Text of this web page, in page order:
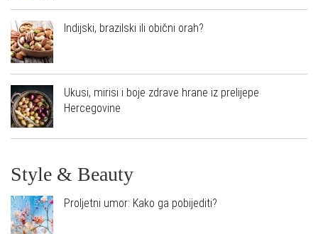
Indijski, brazilski ili obični orah?
Ukusi, mirisi i boje zdrave hrane iz prelijepe
Hercegovine
Style & Beauty
Proljetni umor: Kako ga pobijediti?